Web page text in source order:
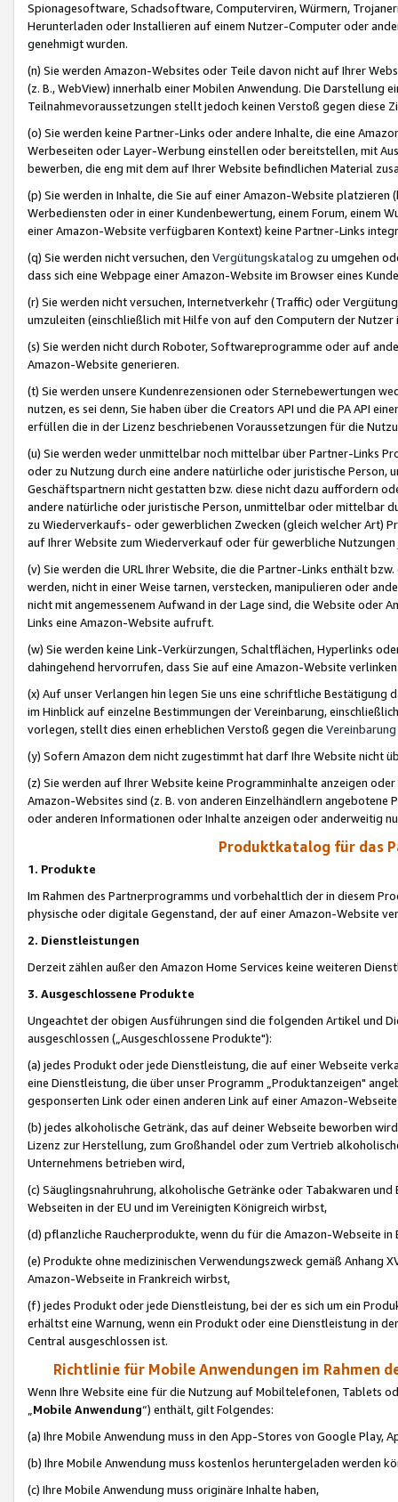
Spionagesoftware, Schadsoftware, Computerviren, Würmern,
Herunterladen oder Installieren auf einem Nutzer-Computer oder
genehmigt wurden.
(n) Sie werden Amazon-Websites oder Teile davon nicht auf Ihrer
(z. B., WebView) innerhalb einer Mobilen Anwendung. Die Darstellung
Teilnahmevoraussetzungen stellt jedoch keinen Verstoß gegen diese
(o) Sie werden keine Partner-Links oder andere Inhalte, die eine
Werbeseiten oder Layer-Werbung einstellen oder bereitstellen, mit
bewerben, die eng mit dem auf Ihrer Website befindlichen Material
(p) Sie werden in Inhalte, die Sie auf einer Amazon-Website
Werbediensten oder in einer Kundenbewertung, einem Forum, einem
einer Amazon-Website verfügbaren Kontext) keine Partner-Links
(q) Sie werden nicht versuchen, den Vergütungskatalog zu umgehen
dass sich eine Webpage einer Amazon-Website im Browser eines
(r) Sie werden nicht versuchen, Internetverkehr (Traffic) oder
umzuleiten (einschließlich mit Hilfe von auf den Computern der
(s) Sie werden nicht durch Roboter, Softwareprogramme oder auf
Amazon-Website generieren.
(t) Sie werden unsere Kundenrezensionen oder Sternebewertungen
nutzen, es sei denn, Sie haben über die Creators API und die PA API
erfüllen die in der Lizenz beschriebenen Voraussetzungen für die
(u) Sie werden weder unmittelbar noch mittelbar über Partner-Links
oder zu Nutzung durch eine andere natürliche oder juristische
Geschäftspartnern nicht gestatten bzw. diese nicht dazu auffordern
andere natürliche oder juristische Person, unmittelbar oder mittelbar
zu Wiederverkaufs- oder gewerblichen Zwecken (gleich welcher Art)
auf Ihrer Website zum Wiederverkauf oder für gewerbliche
(v) Sie werden die URL Ihrer Website, die die Partner-Links enthält
werden, nicht in einer Weise tarnen, verstecken, manipulieren oder
nicht mit angemessenem Aufwand in der Lage sind, die Website oder
Links eine Amazon-Website aufruft.
(w) Sie werden keine Link-Verkürzungen, Schaltflächen, Hyperlinks
dahingehend hervorrufen, dass Sie auf eine Amazon-Website
(x) Auf unser Verlangen hin legen Sie uns eine schriftliche
im Hinblick auf einzelne Bestimmungen der Vereinbarung,
vorlegen, stellt dies einen erheblichen Verstoß gegen die Vereinbarung
(y) Sofern Amazon dem nicht zugestimmt hat darf Ihre Website nicht
(z) Sie werden auf Ihrer Website keine Programminhalte anzeigen
Amazon-Websites sind (z. B. von anderen Einzelhändlern
oder anderen Informationen oder Inhalte anzeigen oder anderweitig
Produktkatalog für das
1. Produkte
Im Rahmen des Partnerprogramms und vorbehaltlich der in diesem
physische oder digitale Gegenstand, der auf einer Amazon-Website
2. Dienstleistungen
Derzeit zählen außer den Amazon Home Services keine weiteren
3. Ausgeschlossene Produkte
Ungeachtet der obigen Ausführungen sind die folgenden Artikel und
ausgeschlossen („Ausgeschlossene Produkte"):
(a) jedes Produkt oder jede Dienstleistung, die auf einer Webseite
eine Dienstleistung, die über unser Programm „Produktanzeigen"
gesponserten Link oder einen anderen Link auf einer Amazon-
(b) jedes alkoholische Getränk, das auf deiner Webseite beworben
Lizenz zur Herstellung, zum Großhandel oder zum Vertrieb
Unternehmens betrieben wird,
(c) Säuglingsnahruhrung, alkoholische Getränke oder Tabakwaren
Webseiten in der EU und im Vereinigten Königreich wirbst,
(d) pflanzliche Raucherprodukte, wenn du für die Amazon-Webseite in
(e) Produkte ohne medizinischen Verwendungszweck gemäß Anhang
Amazon-Webseite in Frankreich wirbst,
(f) jedes Produkt oder jede Dienstleistung, bei der es sich um ein
erhältst eine Warnung, wenn ein Produkt oder eine Dienstleistung in
Central ausgeschlossen ist.
Richtlinie für Mobile Anwendungen im Rahmen
Wenn Ihre Website eine für die Nutzung auf Mobiltelefonen, Tablets
„Mobile Anwendung“) enthält, gilt Folgendes:
(a) Ihre Mobile Anwendung muss in den App-Stores von Google Play,
(b) Ihre Mobile Anwendung muss kostenlos heruntergeladen werden
(c) Ihre Mobile Anwendung muss originäre Inhalte haben,